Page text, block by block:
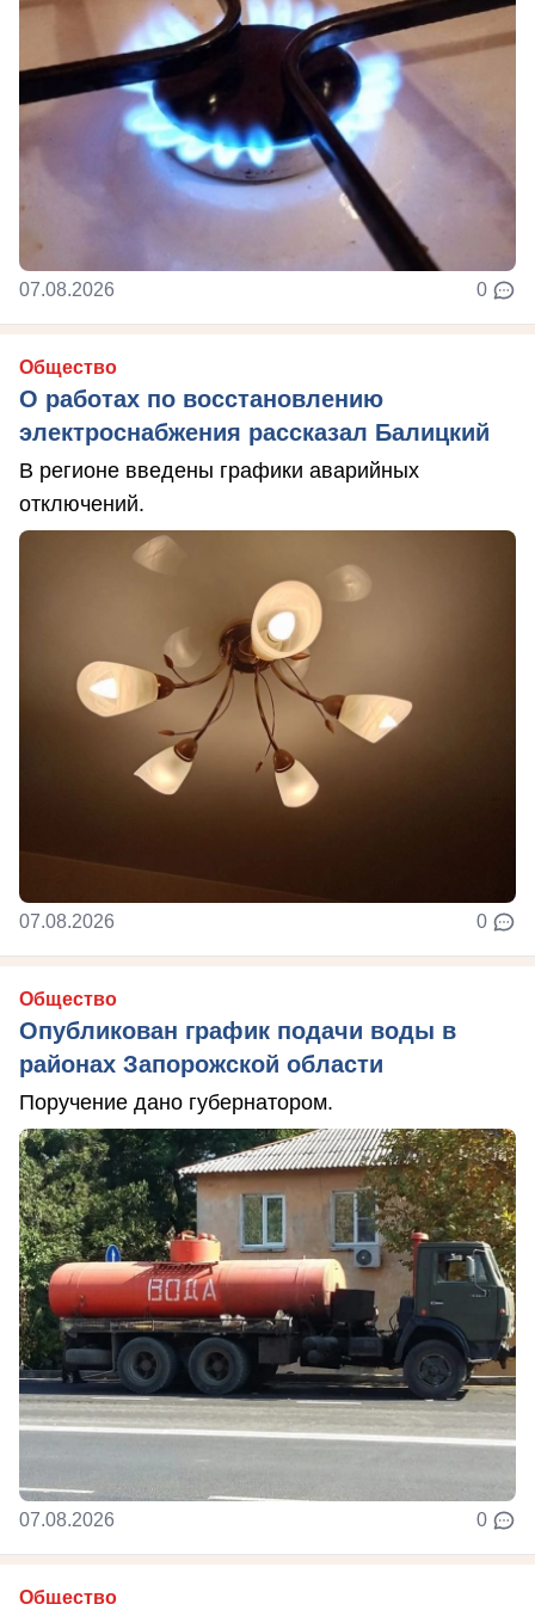
07.08.2026 0
Общество
О работах по восстановлению
электроснабжения рассказал Балицкий
В регионе введены графики аварийных
отключений.
07.08.2026 0
Общество
Опубликован график подачи воды в
районах Запорожской области
Поручение дано губернатором.
07.08.2026 0
Общество